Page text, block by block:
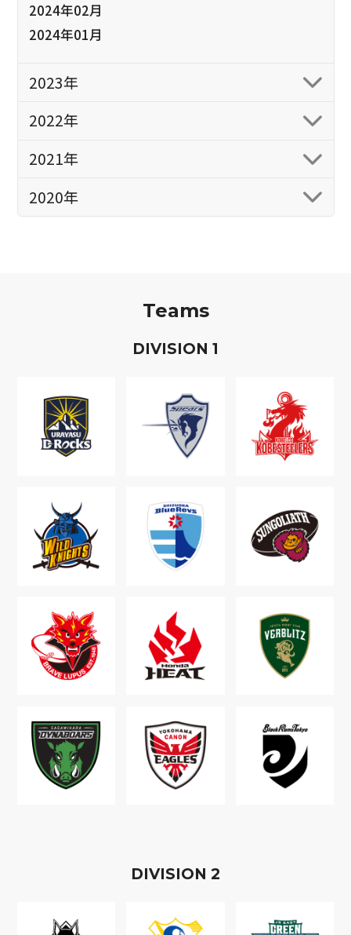
2024年02月
2024年01月
2023年
2022年
2021年
2020年
Teams
DIVISION 1
DIVISION 2